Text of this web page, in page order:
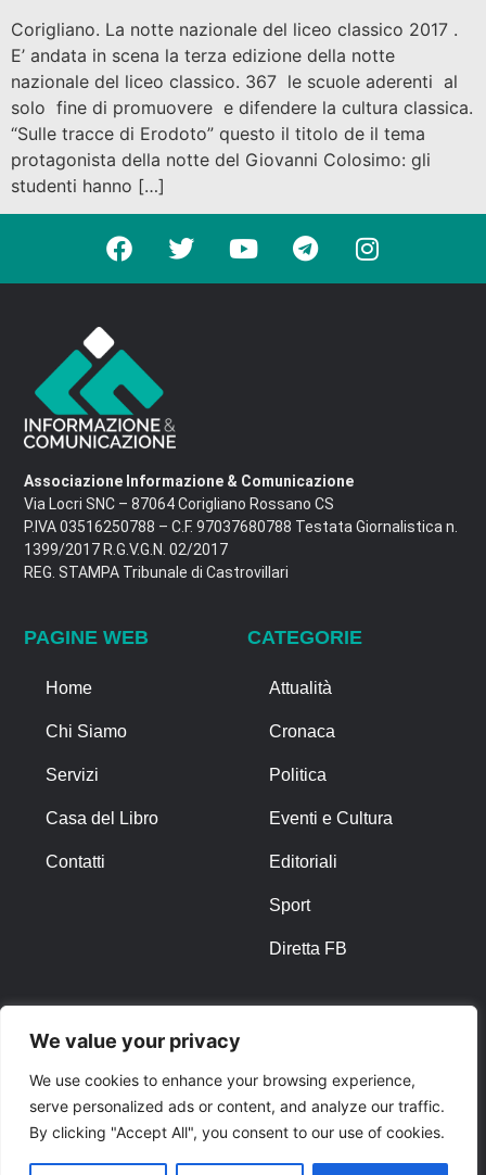
We value your privacy
We use cookies to enhance your browsing experience,
serve personalized ads or content, and analyze our traffic.
By clicking "Accept All", you consent to our use of cookies.
Corigliano. La notte nazionale del liceo classico 2017 .
E’ andata in scena la terza edizione della notte
nazionale del liceo classico. 367 le scuole aderenti al
solo fine di promuovere e difendere la cultura classica.
“Sulle tracce di Erodoto” questo il titolo de il tema
protagonista della notte del Giovanni Colosimo: gli
studenti hanno […]
Associazione Informazione & Comunicazione
Via Locri SNC – 87064 Corigliano Rossano CS
P.IVA 03516250788 – C.F. 97037680788 Testata Giornalistica n.
1399/2017 R.G.V.G.N. 02/2017
REG. STAMPA Tribunale di Castrovillari
PAGINE WEB
Home
Chi Siamo
Servizi
Casa del Libro
Contatti
CATEGORIE
Attualità
Cronaca
Politica
Eventi e Cultura
Editoriali
Sport
Diretta FB
Privacy Policy